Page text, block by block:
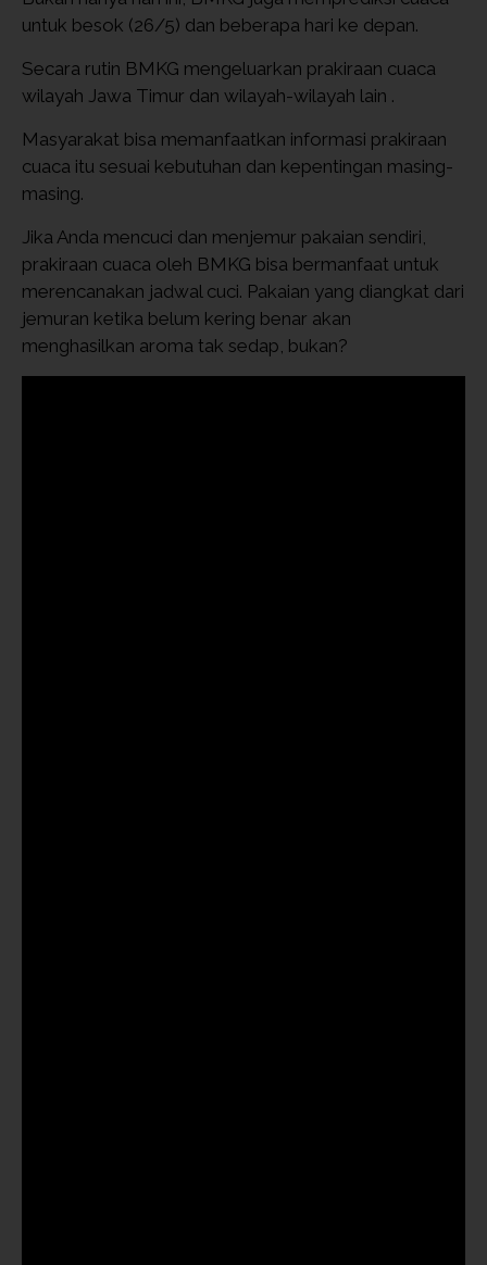
untuk besok (26/5) dan beberapa hari ke depan.
Secara rutin BMKG mengeluarkan prakiraan cuaca
wilayah Jawa Timur dan wilayah-wilayah lain .
Masyarakat bisa memanfaatkan informasi prakiraan
cuaca itu sesuai kebutuhan dan kepentingan masing-
masing.
Jika Anda mencuci dan menjemur pakaian sendiri,
prakiraan cuaca oleh BMKG bisa bermanfaat untuk
merencanakan jadwal cuci. Pakaian yang diangkat dari
jemuran ketika belum kering benar akan
menghasilkan aroma tak sedap, bukan?